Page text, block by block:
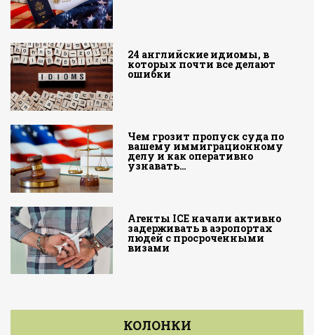
24 английские идиомы, в
которых почти все делают
ошибки
Чем грозит пропуск суда по
вашему иммиграционному
делу и как оперативно
узнавать…
Агенты ICE начали активно
задерживать в аэропортах
людей с просроченными
визами
КОЛОНКИ